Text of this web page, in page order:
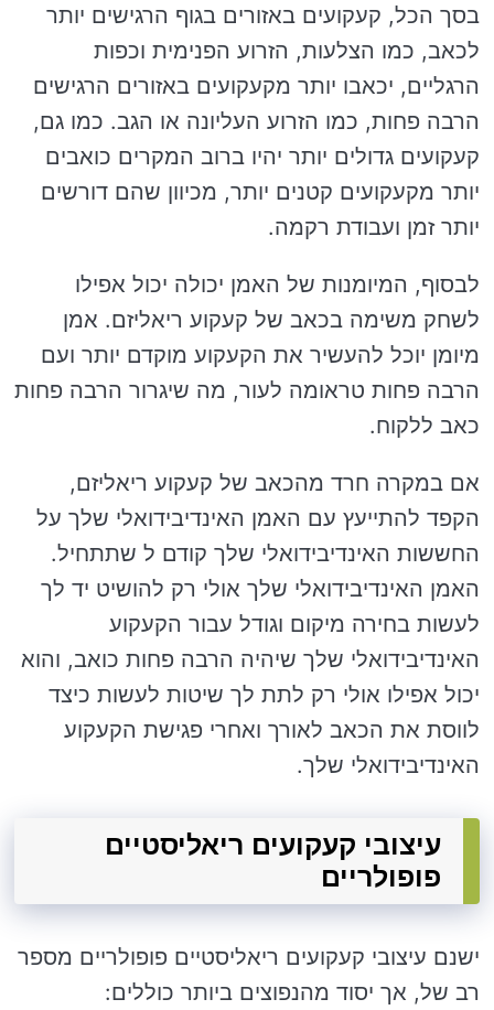
בסך הכל, קעקועים באזורים בגוף הרגישים יותר
לכאב, כמו הצלעות, הזרוע הפנימית וכפות
הרגליים, יכאבו יותר מקעקועים באזורים הרגישים
הרבה פחות, כמו הזרוע העליונה או הגב. כמו גם,
קעקועים גדולים יותר יהיו ברוב המקרים כואבים
יותר מקעקועים קטנים יותר, מכיוון שהם דורשים
יותר זמן ועבודת רקמה.
לבסוף, המיומנות של האמן יכולה יכול אפילו
לשחק משימה בכאב של קעקוע ריאליזם. אמן
מיומן יוכל להעשיר את הקעקוע מוקדם יותר ועם
הרבה פחות טראומה לעור, מה שיגרור הרבה פחות
כאב ללקוח.
אם במקרה חרד מהכאב של קעקוע ריאליזם,
הקפד להתייעץ עם האמן האינדיבידואלי שלך על
החששות האינדיבידואלי שלך קודם ל שתתחיל.
האמן האינדיבידואלי שלך אולי רק להושיט יד לך
לעשות בחירה מיקום וגודל עבור הקעקוע
האינדיבידואלי שלך שיהיה הרבה פחות כואב, והוא
יכול אפילו אולי רק לתת לך שיטות לעשות כיצד
לווסת את הכאב לאורך ואחרי פגישת הקעקוע
האינדיבידואלי שלך.
עיצובי קעקועים ריאליסטיים
פופולריים
ישנם עיצובי קעקועים ריאליסטיים פופולריים מספר
רב של, אך יסוד מהנפוצים ביותר כוללים: